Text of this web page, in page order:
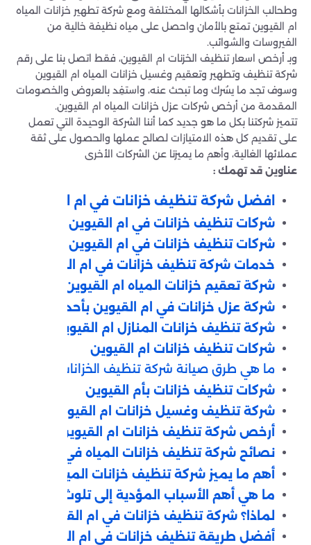
وطحالب الخزانات بأشكالها المختلفة ومع شركة تطهير خزانات المياه
ام القيوين تمتع بالأمان واحصل على مياه نظيفة خالية من
الفيروسات والشوائب.
وبـ أرخص اسعار تنظيف الخزنات ام القيوين، فقط اتصل بنا على رقم
شركة تنظيف وتطهير وتعقيم وغسيل خزانات المياه ام القيوين
وسوف تجد ما يسُرك وما تبحث عنه، واستفِد بالعروض والخصومات
المقدمة من أرخص شركات عزل خزانات المياه ام القيوين.
تتميز شركتنا بكل ما هو جديد كما أننا الشركة الوحيدة التي تعمل
على تقديم كل هذه الامتيازات لصالح عملها والحصول على ثقة
عملائها الغالية، وأهم ما يميزنا عن الشركات الأخرى
عناوين قد تهمك :
افضل شركة تنظيف خزانات في ام القيوين
شركات تنظيف خزانات في ام القيوين
شركات تنظيف خزانات في ام القيوين
خدمات شركةتنظيف خزانات في ام القيوين
شركة تعقيم خزانات المياه ام القيوين
شركة عزل خزانات في ام القيوين بأحدث الطرق
شركة تنظيف خزانات المنازل ام القيوين
شركات تنظيف خزانات ام القيوين
ما هي طرق صيانة شركة تنظيف الخزانات في ام
شركات تنظيف خزانات بأم القيوين
شركة تنظيف وغسيل خزانات ام القيوين
أرخص شركة تنظيف خزانات ام القيوين
نصائح شركة تنظيف خزانات المياه في ام القيوين
أهم ما يميز شركة تنظيف خزانات المياه
ما هي أهم الأسباب المؤدية إلى تلوث خزان
لماذا؟ شركة تنظيف خزانات في ام القيوين؟
أفضل طريقة تنظيف خزانات في ام القيوين